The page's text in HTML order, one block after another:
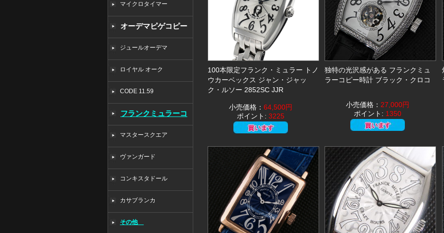
マイクロタイマー
オーデマピゲコピー
ジュールオーデマ
ロイヤル オーク
CODE 11.59
フランクミュラーコ
ピーマスタースクエア
ヴァンガード
コンキスタドール
カサブランカ
その他
100本限定フランク・ミュラー トノ
ウカーベックス ジャン・ジャッ
ク・ルソー 2852SC JJR
小売価格： 64,500円
ポイント: 3225
独特の光沢感がある フランクミュ
ラーコピー時計 ブラック・クロコ
小売価格： 27,000円
ポイント: 1350